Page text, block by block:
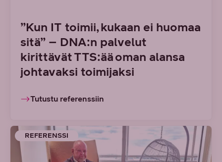
”Kun IT toimii, kukaan ei huomaa
sitä” – DNA:n palvelut
kirittävät TTS:ää oman alansa
johtavaksi toimijaksi
Tutustu referenssiin
REFERENSSI